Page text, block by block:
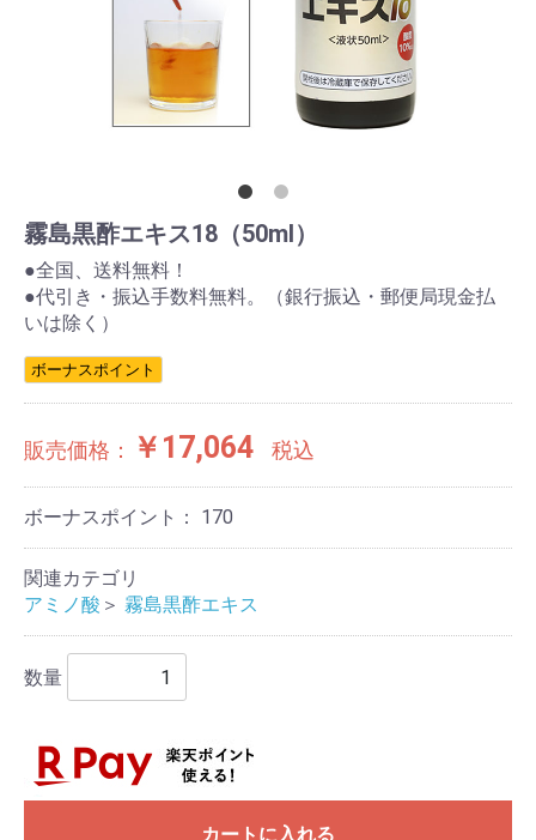
霧島黒酢エキス18（50ml）
●全国、送料無料！
●代引き・振込手数料無料。（銀行振込・郵便局現金払
いは除く）
ボーナスポイント
販売価格： ￥17,064 税込
ボーナスポイント： 170
関連カテゴリ
アミノ酸 ＞ 霧島黒酢エキス
数量
カートに入れる